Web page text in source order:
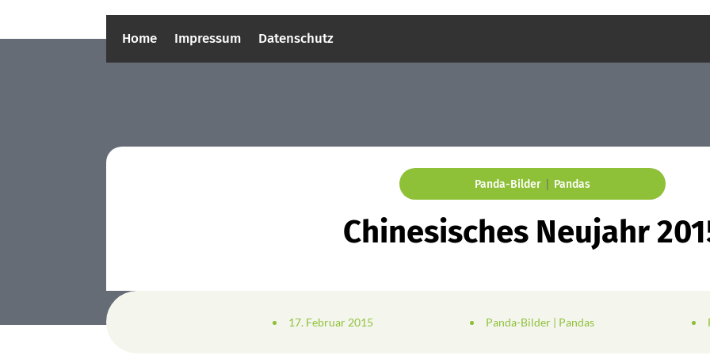
Home Impressum Datenschutz
Panda-Bilder | Pandas
Chinesisches Neujahr
17. Februar 2015 Panda-Bilder | Pandas